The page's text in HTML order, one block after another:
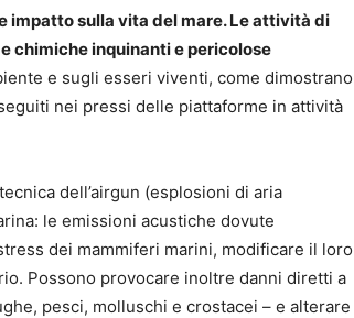
impatto sulla vita del mare. Le attività di
chimiche inquinanti e pericolose
e sugli esseri viventi, come dimostrano
nei pressi delle piattaforme in attività
dell’airgun (esplosioni di aria
le emissioni acustiche dovute
dei mammiferi marini, modificare il loro
Possono provocare inoltre danni diretti a
pesci, molluschi e crostacei – e alterare